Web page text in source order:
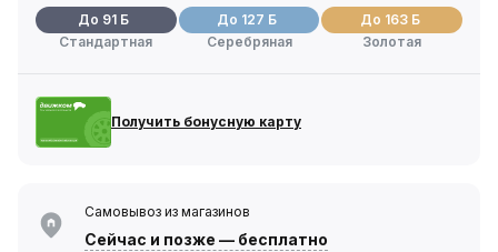
До 91 Б
Стандартная
До 127 Б
Серебряная
До 163 Б
Золотая
Получить бонусную карту
Самовывоз из магазинов
Сейчас и позже — бесплатно